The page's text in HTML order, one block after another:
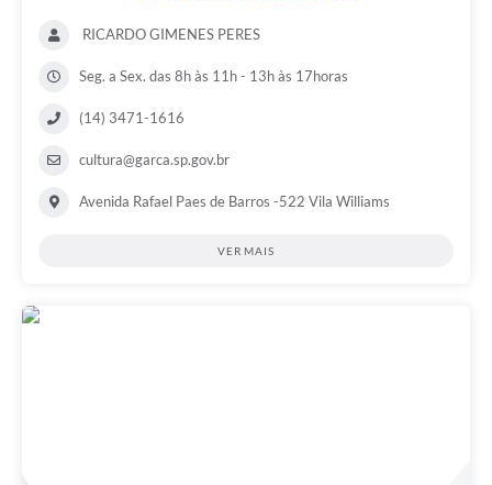
RICARDO GIMENES PERES
Seg. a Sex. das 8h às 11h - 13h às 17horas
(14) 3471-1616
cultura@garca.sp.gov.br
Avenida Rafael Paes de Barros -522 Vila Williams
VER MAIS